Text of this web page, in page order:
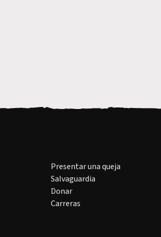
Presentar una queja
Salvaguardia
Donar
Carreras